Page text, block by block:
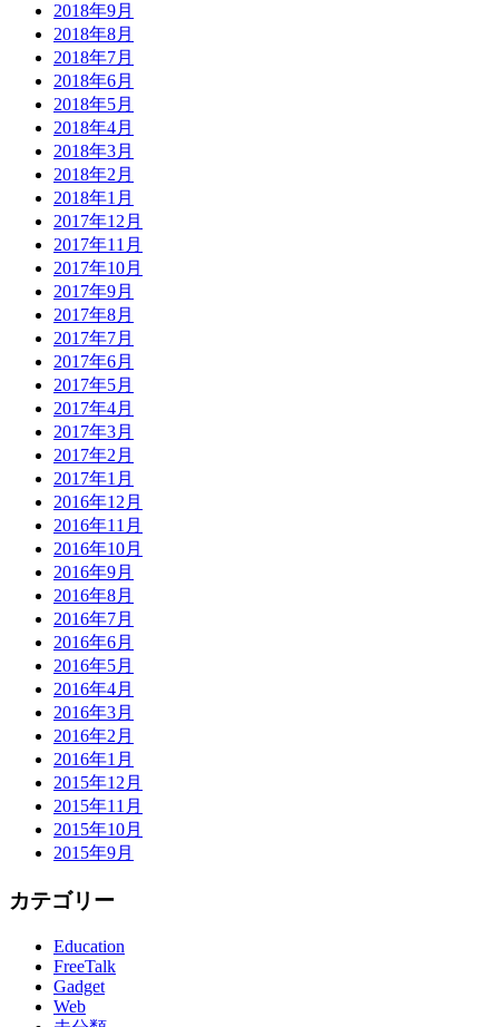
2018年9月
2018年8月
2018年7月
2018年6月
2018年5月
2018年4月
2018年3月
2018年2月
2018年1月
2017年12月
2017年11月
2017年10月
2017年9月
2017年8月
2017年7月
2017年6月
2017年5月
2017年4月
2017年3月
2017年2月
2017年1月
2016年12月
2016年11月
2016年10月
2016年9月
2016年8月
2016年7月
2016年6月
2016年5月
2016年4月
2016年3月
2016年2月
2016年1月
2015年12月
2015年11月
2015年10月
2015年9月
カテゴリー
Education
FreeTalk
Gadget
Web